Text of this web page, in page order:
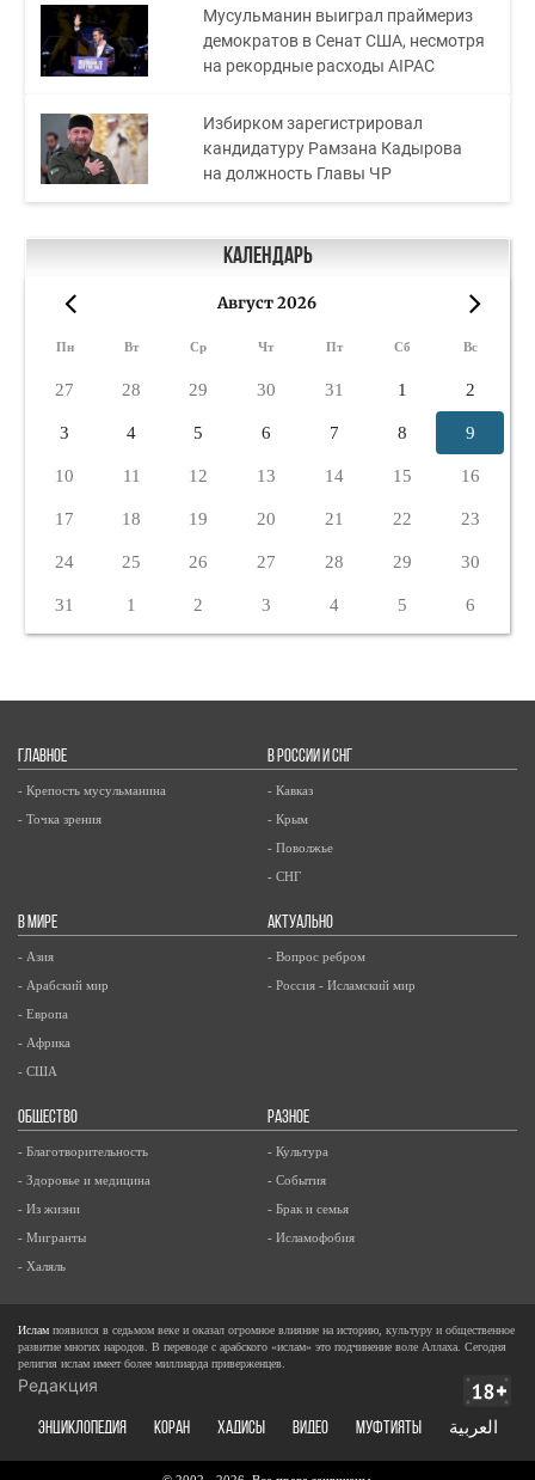
Мусульманин выиграл праймериз
демократов в Сенат США, несмотря
на рекордные расходы AIPAC
Избирком зарегистрировал
кандидатуру Рамзана Кадырова
на должность Главы ЧР
Календарь
Август 2026
Пн Вт Ср Чт Пт Сб Вс
27 28 29 30 31 1 2
3 4 5 6 7 8 9
10 11 12 13 14 15 16
17 18 19 20 21 22 23
24 25 26 27 28 29 30
31 1 2 3 4 5 6
ГЛАВНОЕ
- Крепость мусульманина
- Точка зрения
В РОССИИ И СНГ
- Кавказ
- Крым
- Поволжье
- СНГ
В МИРЕ
- Азия
- Арабский мир
- Европа
- Африка
- США
АКТУАЛЬНО
- Вопрос ребром
- Россия - Исламский мир
ОБЩЕСТВО
- Благотворительность
- Здоровье и медицина
- Из жизни
- Мигранты
- Халяль
РАЗНОЕ
- Культура
- События
- Брак и семья
- Исламофобия
Ислам появился в седьмом веке и оказал огромное влияние на историю, культуру и общественное
развитие многих народов. В переводе с арабского «ислам» это подчинение воле Аллаха. Сегодня
религия ислам имеет более миллиарда приверженцев.
Редакция
ЭНЦИКЛОПЕДИЯ КОРАН ХАДИСЫ ВИДЕО Муфтияты العربية